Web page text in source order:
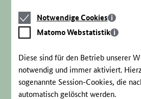
Notwendige
Cookies
Notwendige Cookies
Matomo
Webstatistik
Matomo Webstatistik
Diese sind für den Betrieb unserer
notwendig und immer aktiviert.
sogenannte Session-Cookies, die
automatisch gelöscht werden.